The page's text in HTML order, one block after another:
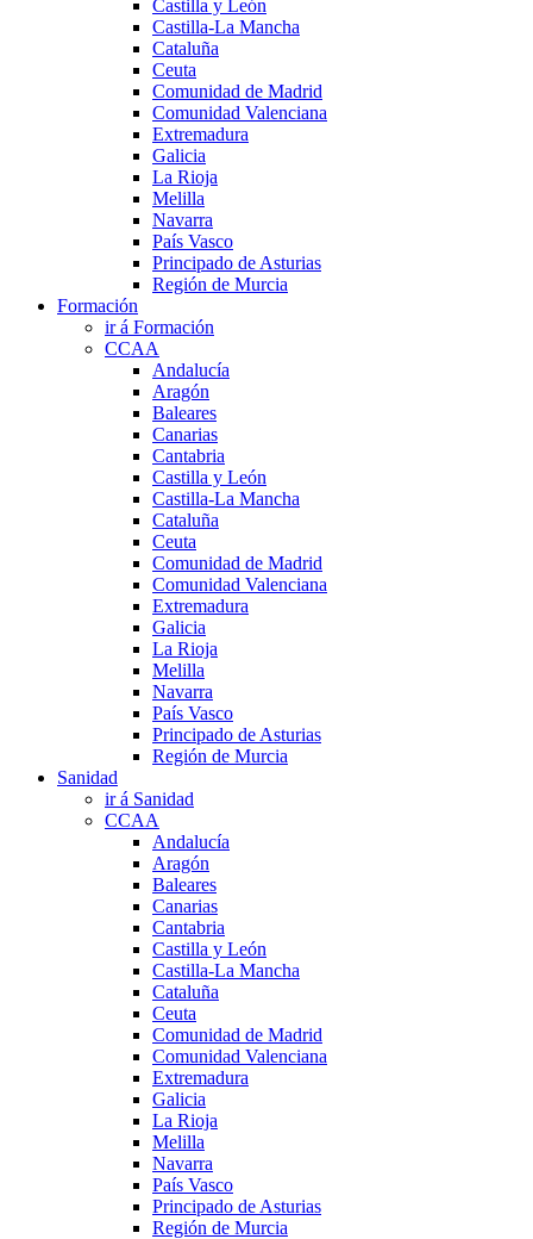
Castilla y León
Castilla-La Mancha
Cataluña
Ceuta
Comunidad de Madrid
Comunidad Valenciana
Extremadura
Galicia
La Rioja
Melilla
Navarra
País Vasco
Principado de Asturias
Región de Murcia
Formación
ir á Formación
CCAA
Andalucía
Aragón
Baleares
Canarias
Cantabria
Castilla y León
Castilla-La Mancha
Cataluña
Ceuta
Comunidad de Madrid
Comunidad Valenciana
Extremadura
Galicia
La Rioja
Melilla
Navarra
País Vasco
Principado de Asturias
Región de Murcia
Sanidad
ir á Sanidad
CCAA
Andalucía
Aragón
Baleares
Canarias
Cantabria
Castilla y León
Castilla-La Mancha
Cataluña
Ceuta
Comunidad de Madrid
Comunidad Valenciana
Extremadura
Galicia
La Rioja
Melilla
Navarra
País Vasco
Principado de Asturias
Región de Murcia